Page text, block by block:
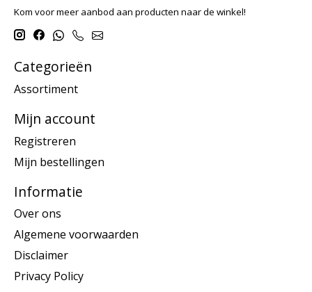
Kom voor meer aanbod aan producten naar de winkel!
Categorieën
Assortiment
Mijn account
Registreren
Mijn bestellingen
Informatie
Over ons
Algemene voorwaarden
Disclaimer
Privacy Policy